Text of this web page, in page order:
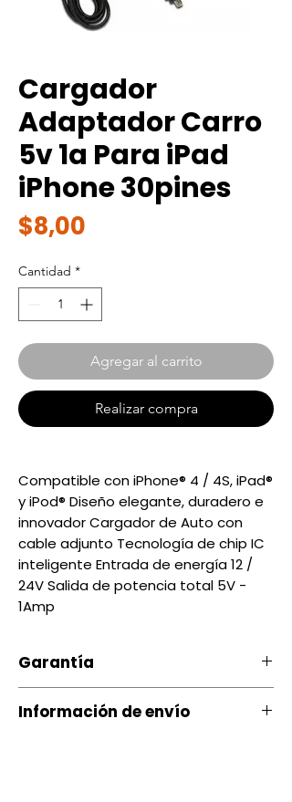
Cargador
Adaptador Carro
5v 1a Para iPad
iPhone 30pines
$8,00
Cantidad *
Agregar al carrito
Realizar compra
Compatible con iPhone® 4 / 4S, iPad®
y iPod® Diseño elegante, duradero e
innovador Cargador de Auto con
cable adjunto Tecnología de chip IC
inteligente Entrada de energía 12 /
24V Salida de potencia total 5V -
1Amp
Garantía
Nuestro producto cuenta con u
na garantía 20 días, por daños
Información de envío